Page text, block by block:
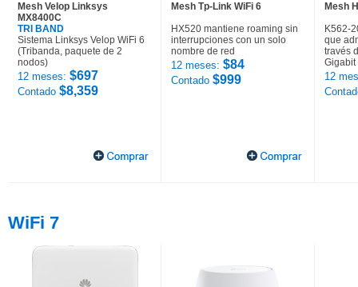
Mesh Velop Linksys
MX8400C
TRI BAND
Sistema Linksys Velop WiFi 6
(Tribanda, paquete de 2
nodos)
12 meses: $697
Contado $8,359
Mesh Tp-Link WiFi 6
HX520 mantiene roaming sin
interrupciones con un solo
nombre de red
12 meses: $84
Contado $999
Mesh
K562-
que
través
Gigabit
12
WiFi 7